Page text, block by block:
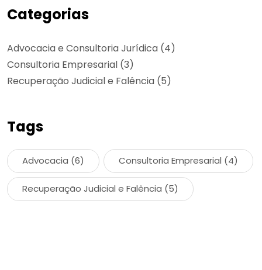
Categorias
Advocacia e Consultoria Jurídica (4)
Consultoria Empresarial (3)
Recuperação Judicial e Falência (5)
Tags
Advocacia (6) Consultoria Empresarial (4)
Recuperação Judicial e Falência (5)